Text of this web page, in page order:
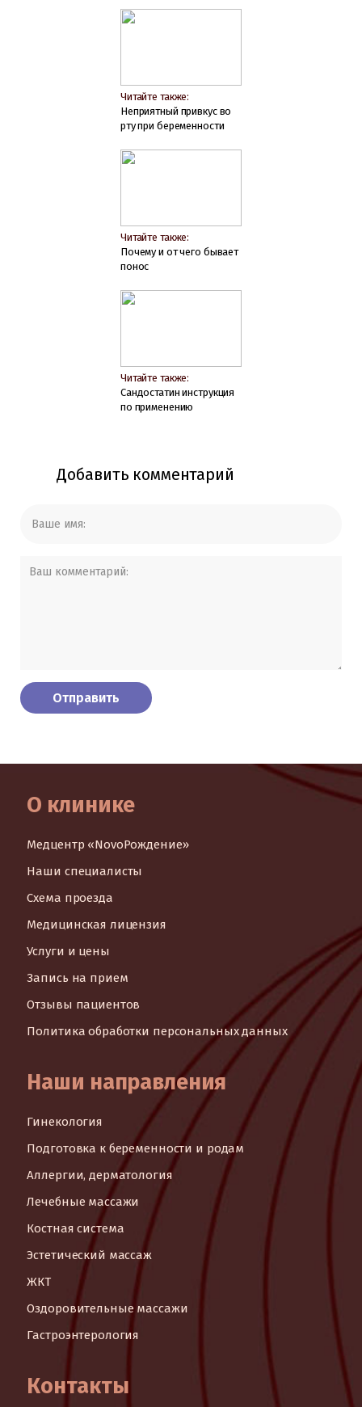
Читайте также:
Неприятный привкус во
рту при беременности
Читайте также:
Почему и от чего бывает
понос
Читайте также:
Сандостатин инструкция
по применению
Добавить комментарий
О клинике
Медцентр «NovoРождение»
Наши специалисты
Схема проезда
Медицинская лицензия
Услуги и цены
Запись на прием
Отзывы пациентов
Политика обработки персональных данных
Наши направления
Гинекология
Подготовка к беременности и родам
Аллергии, дерматология
Лечебные массажи
Костная система
Эстетический массаж
ЖКТ
Оздоровительные массажи
Гастроэнтерология
Контакты